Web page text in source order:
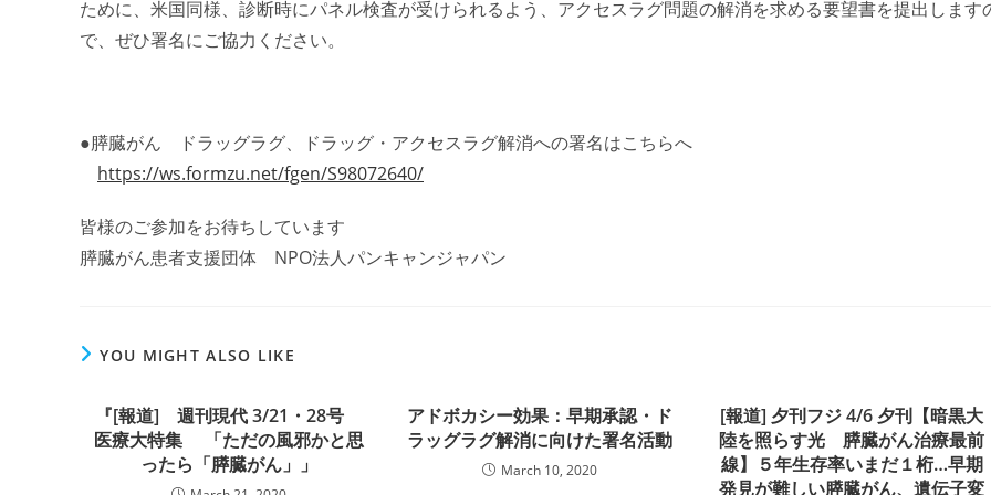
ために、米国同様、診断時にパネル検査が受けられるよう、アクセスラグ問題の解消を求める要望書を提出します
で、 ぜひ署名にご協力ください。
●膵臓がん ドラッグラグ、ドラッグ・アクセスラグ解消への署名はこちらへ
https://ws.formzu.net/fgen/S98072640/
皆様のご参加をお待ちしています
膵臓がん患者支援団体 NPO法人パンキャンジャパン
YOU MIGHT ALSO LIKE
『[報道] 週刊現代 3/21・28号
医療大特集 「ただの風邪かと思
ったら「膵臓がん」」
アドボカシー効果：早期承認・ド
ラッグラグ解消に向けた署名活動
March 10, 2020
[報道] 夕刊フジ 4/6 夕刊【暗黒大
陸を照らす光 膵臓がん治療最前
線】５年生存率いまだ１桁…早期
発見が難しい膵臓がん、遺伝子変